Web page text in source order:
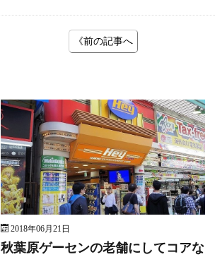
《前の記事へ
2018年06月21日
秋葉原ゲーセンの老舗にしてコアな